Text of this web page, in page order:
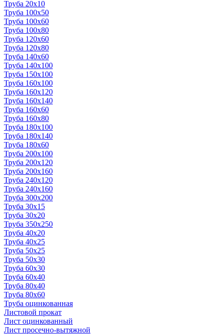
Труба 20x10
Труба 100x50
Труба 100x60
Труба 100x80
Труба 120x60
Труба 120x80
Труба 140x60
Труба 140x100
Труба 150x100
Труба 160x100
Труба 160x120
Труба 160x140
Труба 160x60
Труба 160x80
Труба 180x100
Труба 180x140
Труба 180x60
Труба 200x100
Труба 200x120
Труба 200x160
Труба 240x120
Труба 240x160
Труба 300x200
Труба 30x15
Труба 30x20
Труба 350x250
Труба 40x20
Труба 40x25
Труба 50x25
Труба 50x30
Труба 60x30
Труба 60x40
Труба 80x40
Труба 80x60
Труба оцинкованная
Листовой прокат
Лист оцинкованный
Лист просечно-вытяжной